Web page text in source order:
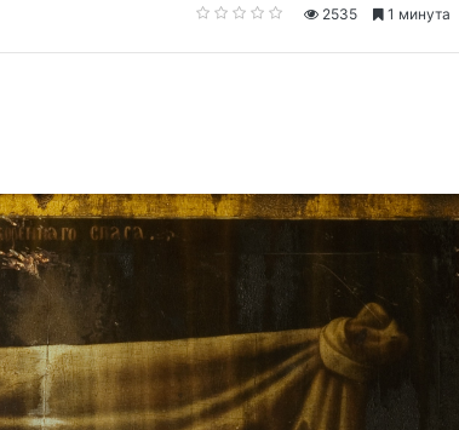
2535 1 минута